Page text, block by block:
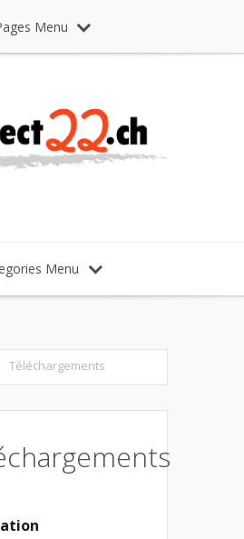
Menu
Menu
Téléchargements